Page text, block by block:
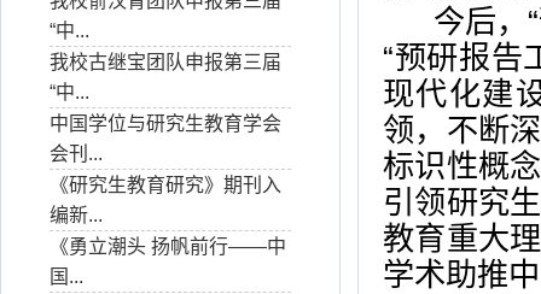
“中...
我校古继宝团队申报第三届
“中...
中国学位与研究生教育学会
会刊...
《研究生教育研究》期刊入
编新...
《勇立潮头 扬帆前行——中
国...
今后，“
“预研报告
现代化建
领，不断
标识性概
引领研究
教育重大
学术助推